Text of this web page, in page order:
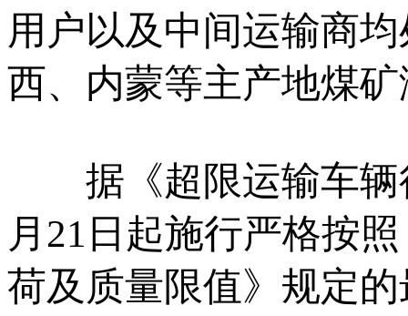
用户以及中间运输商
西、内蒙等主产地煤
据《超限运输车辆
月21日起施行严格按
荷及质量限值》规定